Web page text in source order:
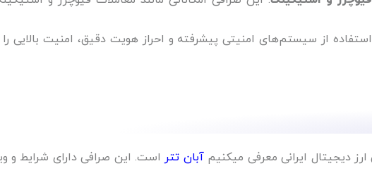
استفاده از سیستم‌های امنیتی پیشرفته و احراز هویت دقیق، امنیت بالایی را
دیجیتال ایرانی معرفی میکنیمآبان تتر است. این صرافی دارای شرایط و